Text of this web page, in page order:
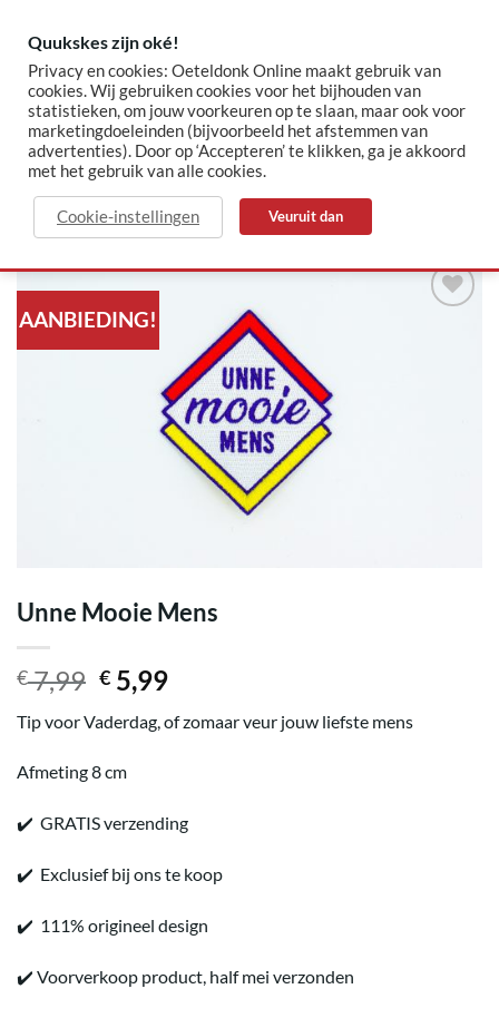
content
✓ Sinds 2015 jouw Oeteldonk-shop ✓ Veilig betalen via Mollie
HOME / BLACK FRIDAY
AANBIEDING!
Unne Mooie Mens
€7,99 Oorspronkelijke
prijs
was:
€ 7,99.
€ 5,99Huidige
is:
Tip voor Vaderdag, of zomaar veur jouw liefste mens
Afmeting 8 cm
✔️ GRATIS verzending
✔️ Exclusief bij ons te koop
✔️ 111% origineel design
✔️ Voorverkoop product, half mei verzonden
Quukskes zijn oké!
Privacy en cookies: Oeteldonk Online maakt gebruik van
cookies. Wij gebruiken cookies voor het bijhouden van
statistieken, om jouw voorkeuren op te slaan, maar ook voor
marketingdoeleinden (bijvoorbeeld het afstemmen van
advertenties). Door op ‘Accepteren’ te klikken, ga je akkoord
met het gebruik van alle cookies.
Cookie-instellingen Veuruit dan